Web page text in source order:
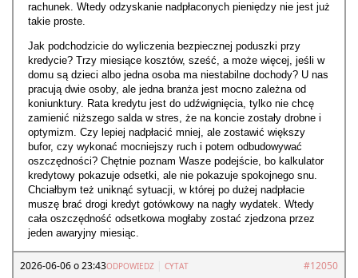
rachunek. Wtedy odzyskanie nadpłaconych pieniędzy nie jest już
takie proste.
Jak podchodzicie do wyliczenia bezpiecznej poduszki przy
kredycie? Trzy miesiące kosztów, sześć, a może więcej, jeśli w
domu są dzieci albo jedna osoba ma niestabilne dochody? U nas
pracują dwie osoby, ale jedna branża jest mocno zależna od
koniunktury. Rata kredytu jest do udźwignięcia, tylko nie chcę
zamienić niższego salda w stres, że na koncie zostały drobne i
optymizm. Czy lepiej nadpłacić mniej, ale zostawić większy
bufor, czy wykonać mocniejszy ruch i potem odbudowywać
oszczędności? Chętnie poznam Wasze podejście, bo kalkulator
kredytowy pokazuje odsetki, ale nie pokazuje spokojnego snu.
Chciałbym też uniknąć sytuacji, w której po dużej nadpłacie
muszę brać drogi kredyt gotówkowy na nagły wydatek. Wtedy
cała oszczędność odsetkowa mogłaby zostać zjedzona przez
jeden awaryjny miesiąc.
2026-06-06 o 23:43 #12050
ODPOWIEDZ CYTAT